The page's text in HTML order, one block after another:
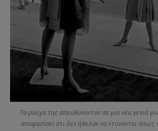
Τα ρούχα της απευθύνονταν σε μια νέα γενιά
αποφασίσει ότι δεν ήθελαν να ντύνονται όπως